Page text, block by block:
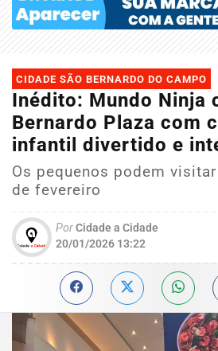
CIDADE SÃO BERNARDO DO CAMPO
Inédito: Mundo Ninja
Bernardo Plaza com
infantil divertido e
Os pequenos podem
de fevereiro
PorCidade a Cidade
20/01/2026 13:22